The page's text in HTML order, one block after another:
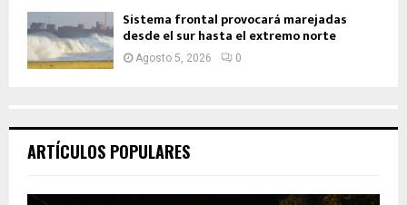
Sistema frontal provocará marejadas
desde el sur hasta el extremo norte
Agosto 5, 2026 0
ARTÍCULOS POPULARES